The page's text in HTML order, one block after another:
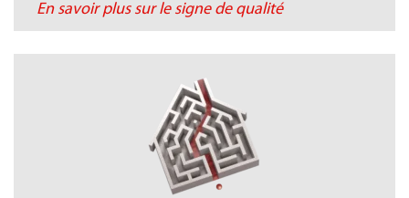
En savoir plus sur le signe de qualité